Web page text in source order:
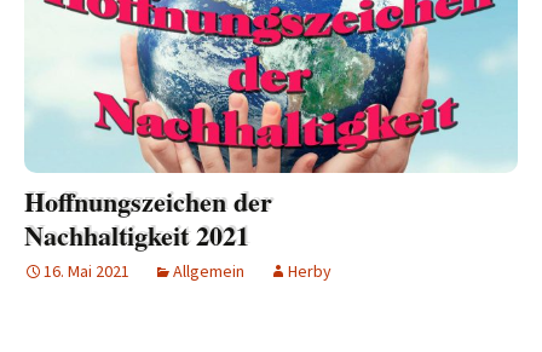
Hoffnungszeichen der
Nachhaltigkeit 2021
16. Mai 2021 Allgemein Herby